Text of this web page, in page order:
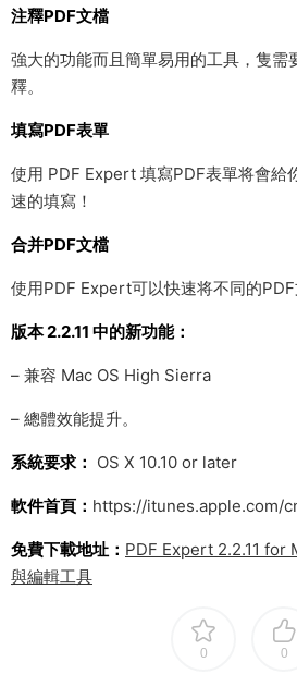
注釋PDF文檔
強大的功能而且簡單易用的工具，隻需
釋。
填寫PDF表單
使用 PDF Expert 填寫PDF表單将會給
速的填寫！
合并PDF文檔
使用PDF Expert可以快速将不同的PDF
版本 2.2.11 中的新功能：
– 兼容 Mac OS High Sierra
– 總體效能提升。
系統要求： OS X 10.10 or later
軟件首頁： https://itunes.apple.com/
免費下載地址： PDF Expert 2.2.11 for
與編輯工具
0 0